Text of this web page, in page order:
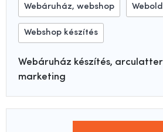
Webáruház, webshop
Webshop készítés
Webáruház készítés,
marketing